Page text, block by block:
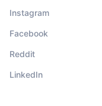
Instagram
Facebook
Reddit
LinkedIn